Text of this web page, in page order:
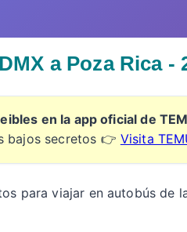
a Poza Rica -
en la app oficial de
bajos secretos 👉 Visita
para viajar en autobús de